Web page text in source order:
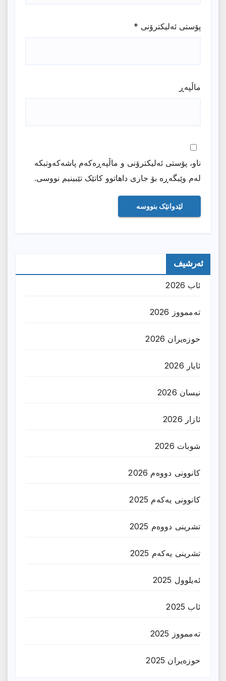
پۆستی ئەلیکترۆنی *
ماڵپه‌ڕ
ناو، پۆستی ئەلیکترۆنی و ماڵپەڕەکەم پاشەکەوتبکە
لەم وێبگەڕە بۆ جاری داهاتوو کاتێک تێبینیم نووسی.
ئەرشیف
ئاب 2026
تەممووز 2026
حوزه‌یران 2026
ئایار 2026
نیسان 2026
ئازار 2026
شوبات 2026
کانوونی دووەم 2026
کانوونی یەکەم 2025
تشرینی دووەم 2025
تشرینی یەکەم 2025
ئەیلوول 2025
ئاب 2025
تەممووز 2025
حوزه‌یران 2025